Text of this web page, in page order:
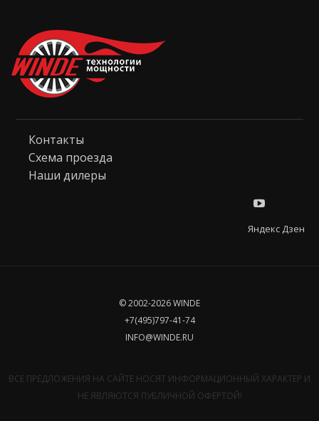
Контакты
Схема проезда
Наши дилеры
Яндекс Дзен
© 2002-2026 WINDE
+7(495)797-41-74
INFO@WINDE.RU
ВСЕ ПРЕДЛОЖЕНИЯ НА САЙТЕ НОСЯТ ИНФОРМАЦИОННЫЙ ХАРАКТЕР И
НЕ ЯВЛЯЮТСЯ ПУБЛИЧНОЙ ОФЕРТОЙ!